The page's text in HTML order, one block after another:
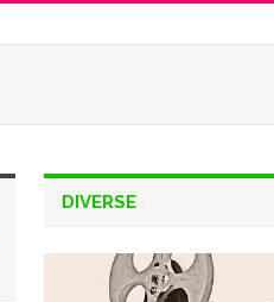
DIVERSE